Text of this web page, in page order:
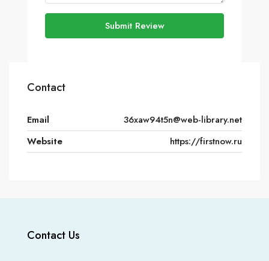
Submit Review
Contact
Email
36xaw94t5n@web-library.net
Website
https://firstnow.ru
Contact Us